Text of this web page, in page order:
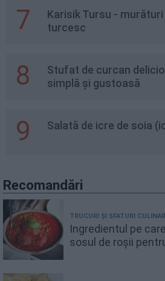
7
Karisik Tursu -
turcesc
8
Stufat de curcan
simplă și gustoasă
9 Salată de icre de soia
Recomandări
TRUCURI ȘI SFATURI
Ingredientul pe
sosul de roșii